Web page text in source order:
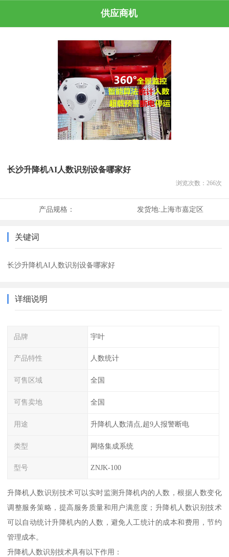
供应商机
长沙升降机AI人数识别设备哪家好
浏览次数： 266次
产品规格： 发货地:上海市嘉定区
关键词
长沙升降机AI人数识别设备哪家好
详细说明
品牌 宇叶
产品特性 人数统计
可售区域 全国
可售卖地 全国
用途 升降机人数清点,超9人报警断电
类型 网络集成系统
型号 ZNJK-100
升降机人数识别技术可以实时监测升降机内的人数，根据人数变化
调整服务策略，提高服务质量和用户满意度；升降机人数识别技术
可以自动统计升降机内的人数，避免人工统计的成本和费用，节约
管理成本。
升降机人数识别技术具有以下作用：